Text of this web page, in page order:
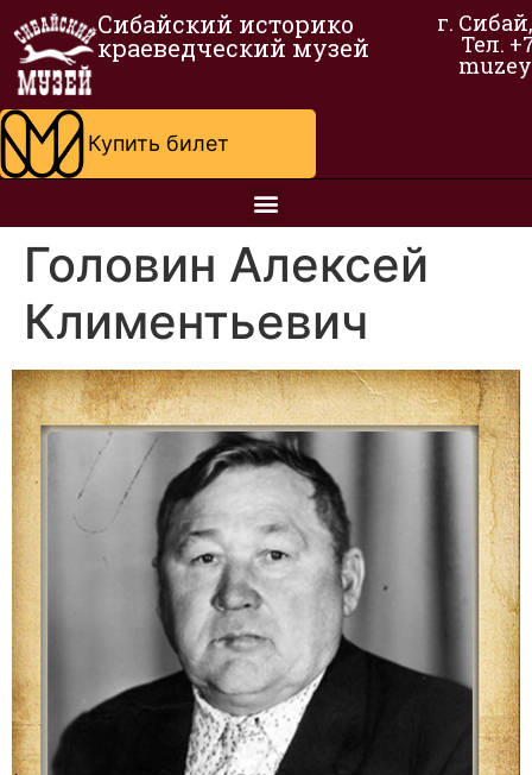
Сибайский историко
краеведческий музей
г.
Тел.
Купить билет
Головин Алексей
Климентьевич